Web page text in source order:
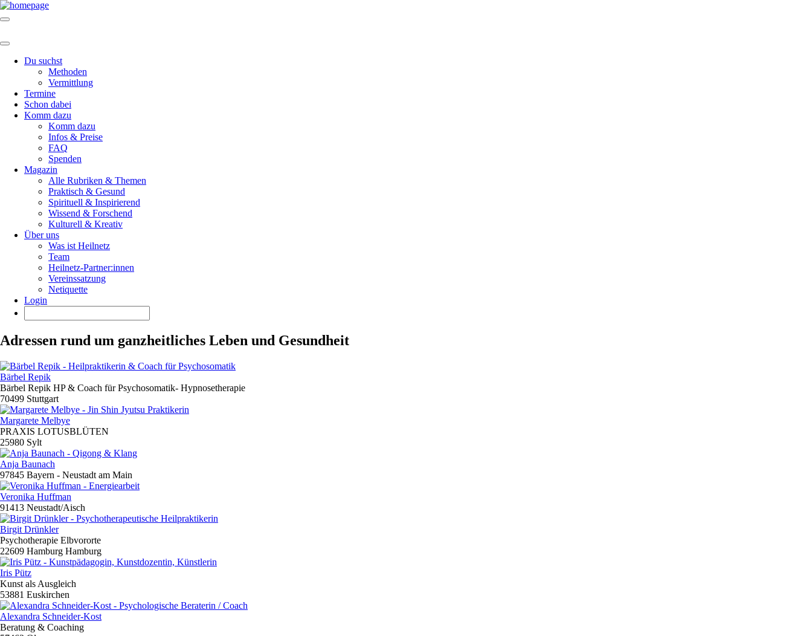
Du suchst
Methoden
Vermittlung
Termine
Schon dabei
Komm dazu
Komm dazu
Infos & Preise
FAQ
Spenden
Magazin
Alle Rubriken & Themen
Praktisch & Gesund
Spirituell & Inspirierend
Wissend & Forschend
Kulturell & Kreativ
Über uns
Was ist Heilnetz
Team
Heilnetz-Partner:innen
Vereinssatzung
Netiquette
Login
Adressen rund um ganzheitliches Leben und Gesundheit
Bärbel Repik
Bärbel Repik HP & Coach für Psychosomatik- Hypnosetherapie
70499 Stuttgart
Margarete Melbye
PRAXIS LOTUSBLÜTEN
25980 Sylt
Anja Baunach
97845 Bayern - Neustadt am Main
Veronika Huffman
91413 Neustadt/Aisch
Birgit Drünkler
Psychotherapie Elbvororte
22609 Hamburg Hamburg
Iris Pütz
Kunst als Ausgleich
53881 Euskirchen
Alexandra Schneider-Kost
Beratung & Coaching